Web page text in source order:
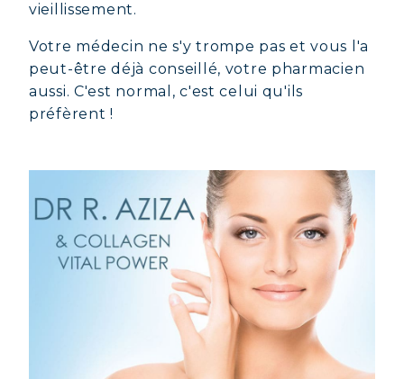
vieillissement.
Votre médecin ne s'y trompe pas et vous l'a
peut-être déjà conseillé, votre pharmacien
aussi. C'est normal, c'est celui qu'ils
préfèrent !